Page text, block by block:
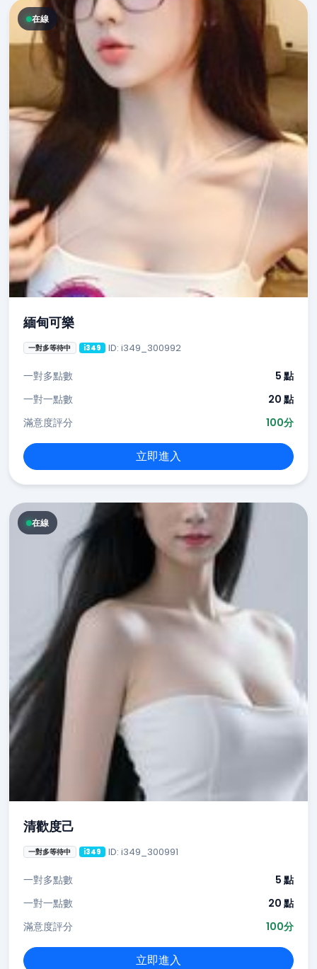
在線
緬甸可樂
一對多等待中 i349 ID: i349_300992
一對多點數
5 點
一對一點數
20 點
滿意度評分
100分
立即進入
在線
清歡度己
一對多等待中 i349 ID: i349_300991
一對多點數
5 點
一對一點數
20 點
滿意度評分
100分
立即進入